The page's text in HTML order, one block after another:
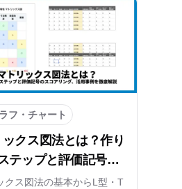
フ・チャート
クス図法とは？作り
テップと評価記号の
ング、活用事例を徹
クス図法の基本からL型・T